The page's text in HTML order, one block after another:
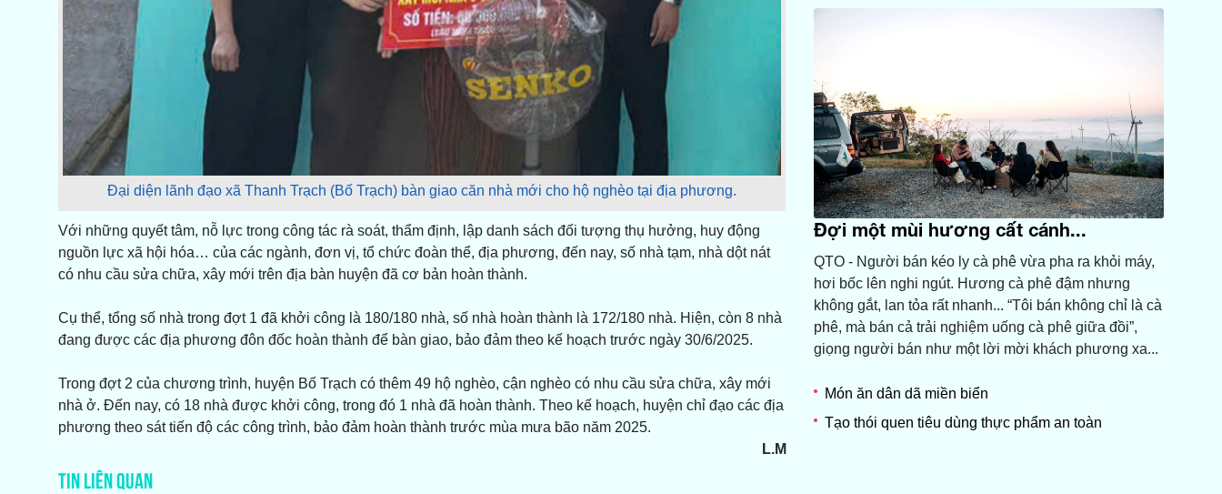
Đại diện lãnh đạo xã Thanh Trạch (Bố Trạch) bàn giao căn nhà mới cho hộ nghèo tại địa phương.
Với những quyết tâm, nỗ lực trong công tác rà soát, thẩm định, lập danh sách đối tượng thụ hưởng, huy động
nguồn lực xã hội hóa… của các ngành, đơn vị, tổ chức đoàn thể, địa phương, đến nay, số nhà tạm, nhà dột nát
có nhu cầu sửa chữa, xây mới trên địa bàn huyện đã cơ bản hoàn thành.
Cụ thể, tổng số nhà trong đợt 1 đã khởi công là 180/180 nhà, số nhà hoàn thành là 172/180 nhà. Hiện, còn 8 nhà
đang được các địa phương đôn đốc hoàn thành để bàn giao, bảo đảm theo kế hoạch trước ngày 30/6/2025.
Trong đợt 2 của chương trình, huyện Bố Trạch có thêm 49 hộ nghèo, cận nghèo có nhu cầu sửa chữa, xây mới
nhà ở. Đến nay, có 18 nhà được khởi công, trong đó 1 nhà đã hoàn thành. Theo kế hoạch, huyện chỉ đạo các địa
phương theo sát tiến độ các công trình, bảo đảm hoàn thành trước mùa mưa bão năm 2025.
L.M
TIN LIÊN QUAN
Đợi một mùi hương cất cánh...
QTO - Người bán kéo ly cà phê vừa pha ra khỏi máy,
hơi bốc lên nghi ngút. Hương cà phê đậm nhưng
không gắt, lan tỏa rất nhanh... “Tôi bán không chỉ là cà
phê, mà bán cả trải nghiệm uống cà phê giữa đồi”,
giọng người bán như một lời mời khách phương xa...
Món ăn dân dã miền biển
Tạo thói quen tiêu dùng thực phẩm an toàn